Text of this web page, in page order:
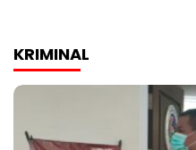
KRIMINAL